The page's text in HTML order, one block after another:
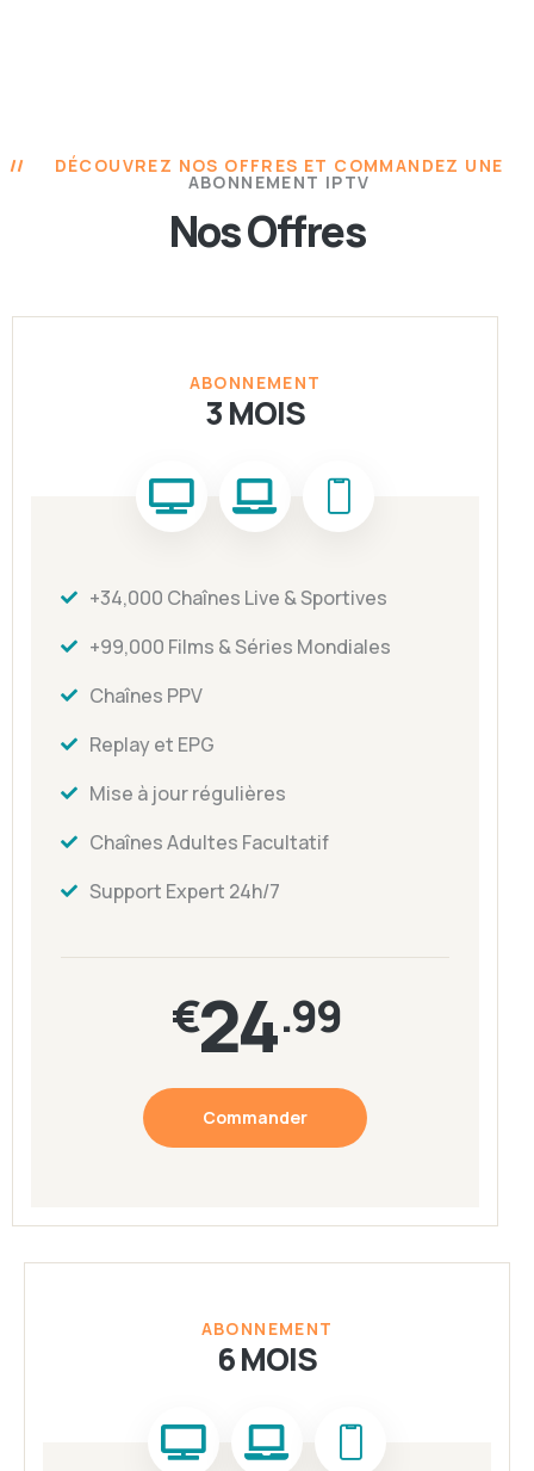
DÉCOUVREZ NOS OFFRES ET COMMANDEZ UNE
ABONNEMENT IPTV
Nos Offres
ABONNEMENT
3 MOIS
+34,000 Chaînes Live & Sportives
+99,000 Films & Séries Mondiales
Chaînes PPV
Replay et EPG
Mise à jour régulières
Chaînes Adultes Facultatif
Support Expert 24h/7
€24.99
Commander
ABONNEMENT
6 MOIS